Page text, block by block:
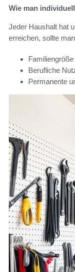
Wie man
Jeder Haushalt hat
erreichen, sollte
Berufliche
Permanente